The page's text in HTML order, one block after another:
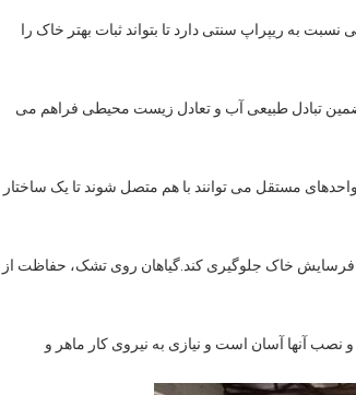
به ریپراپ سنتی دارد تا بتواند ثبات بهتر خاک را
تبادل طبیعی آب و تعادل زیست محیطی فراهم می
مستقل می توانند با هم متصل شوند تا یک ساختار
فرسایش خاک جلوگیری کند.گیاهان روی تشک، حفاظت از
نصب آنها آسان است و نیازی به نیروی کار ماهر و